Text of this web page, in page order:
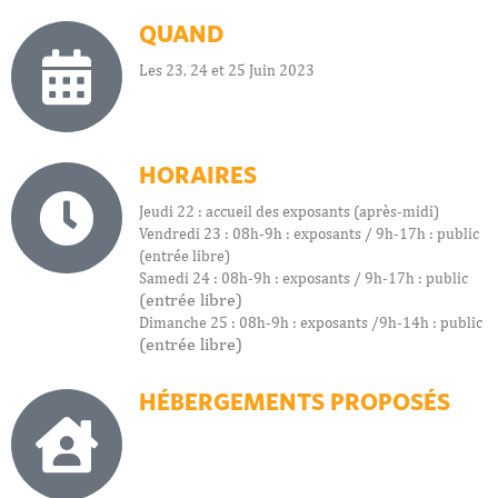
QUAND
Les 23, 24 et 25 Juin 2023
HORAIRES
Jeudi 22 : accueil des exposants (après-midi)
Vendredi 23 : 08h-9h : exposants / 9h-17h : public
(entrée libre)
Samedi 24 : 08h-9h : exposants / 9h-17h : public
(entrée libre)
Dimanche 25 : 08h-9h : exposants /9h-14h : public
(entrée libre)
HÉBERGEMENTS PROPOSÉS